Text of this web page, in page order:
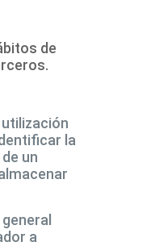
de
la
un
a